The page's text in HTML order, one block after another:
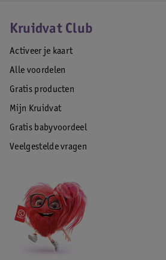
Kruidvat Club
Activeer je kaart
Alle voordelen
Gratis producten
Mijn Kruidvat
Gratis babyvoordeel
Veelgestelde vragen